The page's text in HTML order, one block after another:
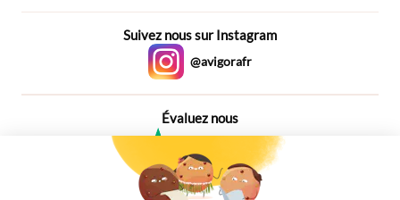
Suivez nous sur Instagram
@avigorafr
Évaluez nous
Plus de 650 Avis